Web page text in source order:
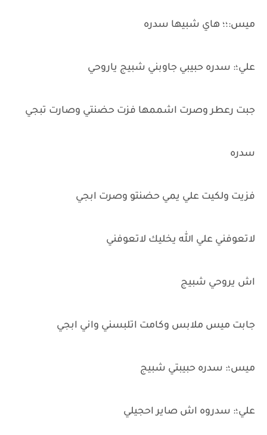
ميس:؛؛ هاي شبيها سدره
علي؛: سدره حبيبي جاوبني شبيج ياروحي
جبت رعطر وصرت اشممها فزت حضنتي وصارت تبجي
سدره
فزيت ولكيت علي يمي حضنتو وصرت ابجي
لاتعوفني علي الله يخليك لاتعوفني
اش يروحي شبيج
جابت ميس ملابس وكامت اتلبسني واني ابجي
ميس؛: سدره حبيبتي شبيج
علي؛: سدروه اش صاير احجيلي